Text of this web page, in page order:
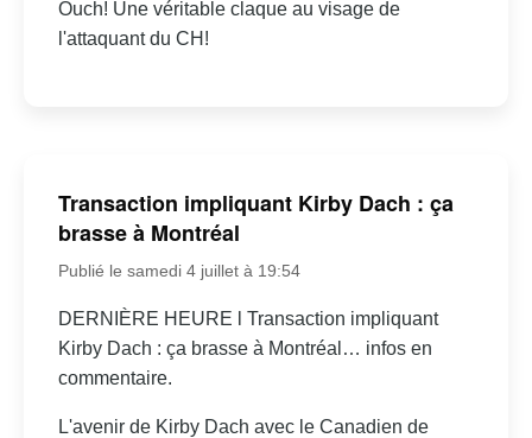
Ouch! Une véritable claque au visage de
l'attaquant du CH!
Transaction impliquant Kirby Dach : ça
brasse à Montréal
Publié le samedi 4 juillet à 19:54
DERNIÈRE HEURE l Transaction impliquant
Kirby Dach : ça brasse à Montréal… infos en
commentaire.
L'avenir de Kirby Dach avec le Canadien de